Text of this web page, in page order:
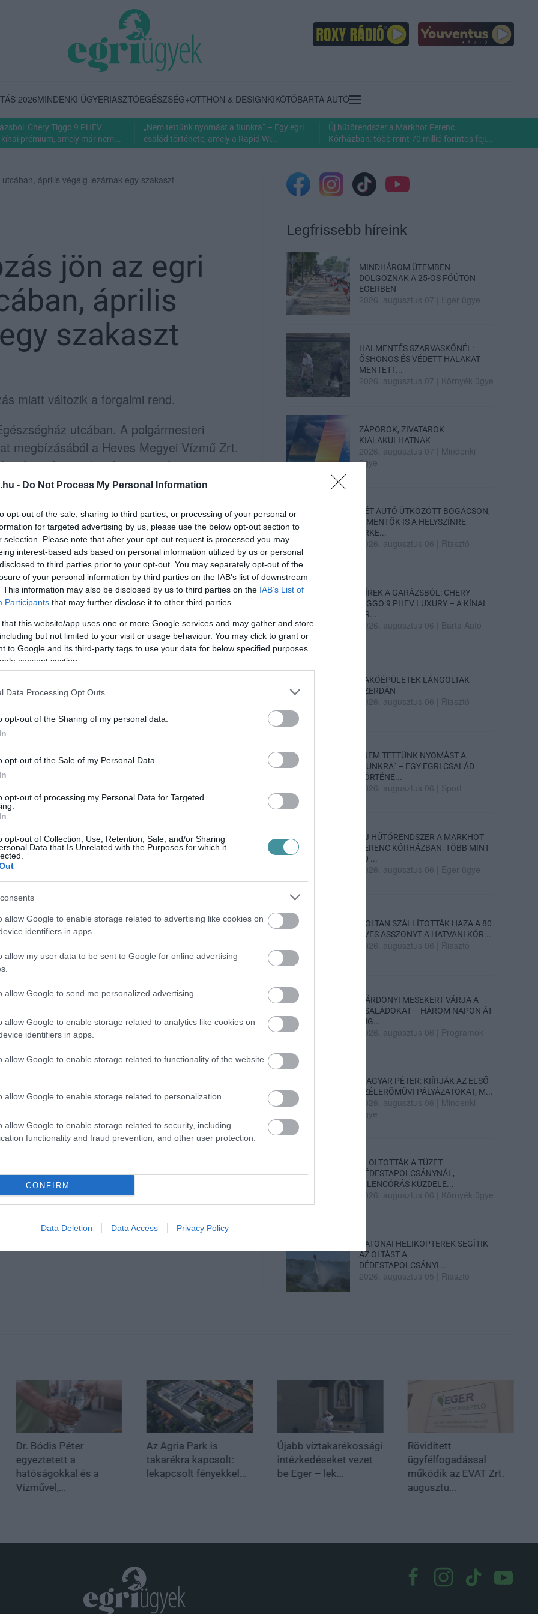
- Do Not Process My Personal Information
opt-out of the sale, sharing to third parties, or processing of your personal or
for targeted advertising by us, please use the below opt-out section to
selection. Please note that after your opt-out request is processed you may
interest-based ads based on personal information utilized by us or personal
to third parties prior to your opt-out. You may separately opt-out of the
of your personal information by third parties on the IAB’s list of downstream
This information may also be disclosed by us to third parties on the IAB’s List of
Participants that may further disclose it to other third parties.
that this website/app uses one or more Google services and may gather and store
but not limited to your visit or usage behaviour. You may click to grant or
to Google and its third-party tags to use your data for below specified purposes
consent section.
Data Processing Opt Outs
opt-out of the Sharing of my personal data.
opt-out of the Sale of my Personal Data.
opt-out of processing my Personal Data for Targeted
opt-out of Collection, Use, Retention, Sale, and/or Sharing
Data that Is Unrelated with the Purposes for which it
allow Google to enable storage related to advertising like cookies on
identifiers in apps.
allow my user data to be sent to Google for online advertising
allow Google to send me personalized advertising.
allow Google to enable storage related to analytics like cookies on
identifiers in apps.
allow Google to enable storage related to functionality of the website
allow Google to enable storage related to personalization.
allow Google to enable storage related to security, including
functionality and fraud prevention, and other user protection.
CONFIRM
Data Deletion Data Access Privacy Policy
2026MINDENKI ÜGYERIASZTÓEGÉSZSÉG+OTTHON & DESIGNKIKÖTŐBARTA AUTÓ
Chery Tiggo 9 PHEV
prémium, amely már nem...
„Nem tettünk nyomást a fiunkra” – Egy egri
család története, amely a Rapid Wi...
Új hűtőrendszer a Markhot Ferenc
Kórházban: több mint 70 millió forintos fejl...
április végéig lezárnak egy szakaszt
jön az egri
április
szakaszt
miatt változik a forgalmi rend.
utcában. A polgármesteri
megbízásából a Heves Megyei Vízmű Zrt.
végzi, és ezzel, valamint az új
az utca vízelvezetése, valamint az úton
válik. Összesen 237 méter új
aszfaltoznak.
az I. ütemben
utca irányából a tömbbelső középső
utca a Klapka György utcából lesz
08. – 2021. április 23.
ne bontsák el, segítve ezzel a
forgalmi rendről a későbbiekben
az EGRI ÜGYEK Google Hírek oldalán!
Legfrissebb híreink
MINDHÁROM ÜTEMBEN
DOLGOZNAK A 25-ÖS FŐÚTON
EGERBEN
2026. augusztus 07 Eger ügye
HALMENTÉS SZARVASKŐNÉL:
ŐSHONOS ÉS VÉDETT HALAKAT
MENTETT...
2026. augusztus 07 Környék ügye
ZÁPOROK, ZIVATAROK
KIALAKULHATNAK
2026. augusztus 07
Mindenki
ügye
KÉT AUTÓ ÜTKÖZÖTT BOGÁCSON,
A MENTŐK IS A HELYSZÍNRE
ÉRKE...
2026. augusztus 06 Riasztó
HÍREK A GARÁZSBÓL: CHERY
TIGGO 9 PHEV LUXURY – A KÍNAI
PR...
2026. augusztus 06 Barta Autó
LAKÓÉPÜLETEK LÁNGOLTAK
SZERDÁN
2026. augusztus 06 Riasztó
„NEM TETTÜNK NYOMÁST A
FIUNKRA” – EGY EGRI CSALÁD
TÖRTÉNE...
2026. augusztus 06 Sport
ÚJ HŰTŐRENDSZER A MARKHOT
FERENC KÓRHÁZBAN: TÖBB MINT
70 ...
2026. augusztus 06 Eger ügye
HOLTAN SZÁLLÍTOTTÁK HAZA A 80
ÉVES ASSZONYT A HATVANI KÓR...
2026. augusztus 06 Riasztó
GÁRDONYI MESEKERT VÁRJA A
CSALÁDOKAT – HÁROM NAPON ÁT
ING...
2026. augusztus 06 Programok
MAGYAR PÉTER: KIÍRJÁK AZ ELSŐ
SZÉLERŐMŰVI PÁLYÁZATOKAT, M...
2026. augusztus 06
Mindenki
ügye
ELOLTOTTÁK A TÜZET
DÉDESTAPOLCSÁNYNÁL,
KILENCÓRÁS KÜZDELE...
2026. augusztus 06 Környék ügye
KATONAI HELIKOPTEREK SEGÍTIK
AZ OLTÁST A
DÉDESTAPOLCSÁNYI...
2026. augusztus 05 Riasztó
Dr. Bódis Péter
egyeztetett a
hatóságokkal és a
Vízművel,...
Az Agria Park is
takarékra kapcsolt:
lekapcsolt fényekkel...
Újabb víztakarékossági
intézkedéseket vezet
be Eger – lek...
Rövidített
ügyfélfogadással
működik az EVAT Zrt.
augusztu...